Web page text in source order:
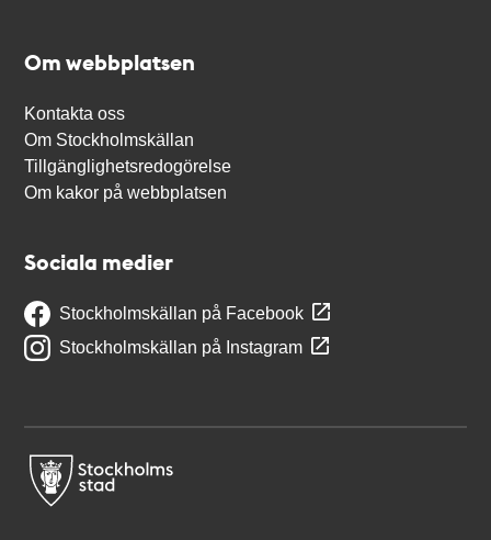
Om webbplatsen
Kontakta oss
Om Stockholmskällan
Tillgänglighetsredogörelse
Om kakor på webbplatsen
Sociala medier
Stockholmskällan på Facebook
Stockholmskällan på Instagram